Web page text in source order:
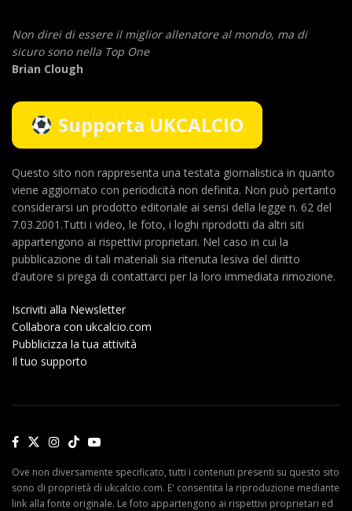
Non direi di essere il miglior allenatore al mondo, ma di
sicuro sono nella Top One
Brian Clough
Supporta UKCALCIO
Questo sito non rappresenta una testata giornalistica in quanto
viene aggiornato con periodicità non definita. Non può pertanto
considerarsi un prodotto editoriale ai sensi della legge n. 62 del
7.03.2001.Tutti i video, le foto, i loghi riprodotti da altri siti
appartengono ai rispettivi proprietari. Nel caso in cui la
pubblicazione di tali materiali sia ritenuta lesiva del diritto
d’autore si prega di contattarci per la loro immediata rimozione.
Iscriviti alla Newsletter
Collabora con ukcalcio.com
Pubblicizza la tua attività
Il tuo supporto
Ove non diversamente specificato, tutti i contenuti presenti su questo sito
sono di proprietà di ukcalcio.com. E' consentita la riproduzione mediante
link alla fonte originale. Le foto appartengono ai rispettivi proprietari ed